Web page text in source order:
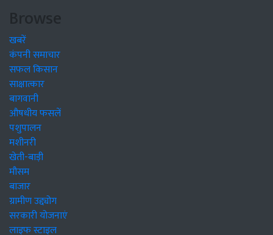
Browse
खबरें
कंपनी समाचार
सफल किसान
साक्षात्कार
बागवानी
औषधीय फसलें
पशुपालन
मशीनरी
खेती-बाड़ी
मौसम
बाजार
ग्रामीण उद्द्योग
सरकारी योजनाएं
लाइफ स्टाइल